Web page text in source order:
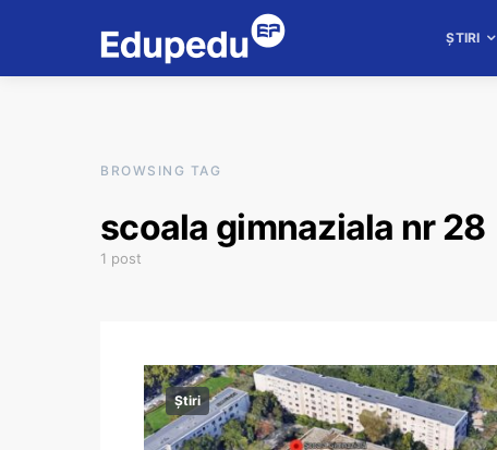
ȘTIRI
BROWSING TAG
scoala gimnaziala nr 28
1 post
Știri